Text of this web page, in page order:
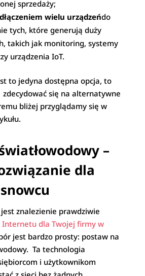
sprzedaży;
wielu urządzeńdo
tych, które generują duży
takich jak monitoring, systemy
urządzenia IoT.
to jedyna dostępna opcja, to
się na alternatywne
bliżej przyglądamy się w
–
dla
znalezienie prawdziwie
Internetu dla Twojej firmy w
jest bardzo prosty: postaw na
Ta technologia
i użytkownikom